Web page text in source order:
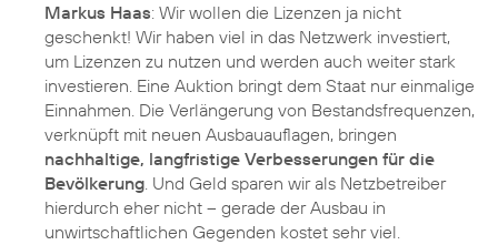
Markus Haas: Wir wollen die Lizenzen ja nicht
geschenkt! Wir haben viel in das Netzwerk investiert,
um Lizenzen zu nutzen und werden auch weiter stark
investieren. Eine Auktion bringt dem Staat nur einmalige
Einnahmen. Die Verlängerung von Bestandsfrequenzen,
verknüpft mit neuen Ausbauauflagen, bringen
nachhaltige, langfristige Verbesserungen für die
Bevölkerung. Und Geld sparen wir als Netzbetreiber
hierdurch eher nicht – gerade der Ausbau in
unwirtschaftlichen Gegenden kostet sehr viel.